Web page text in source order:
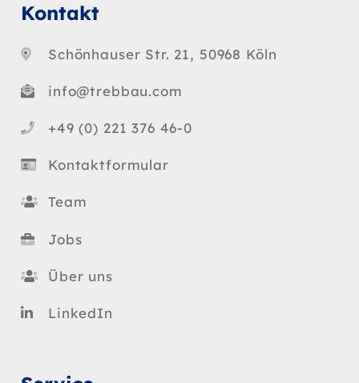
Kontakt
Schönhauser Str. 21, 50968 Köln
info@trebbau.com
+49 (0) 221 376 46-0
Kontaktformular
Team
Jobs
Über uns
LinkedIn